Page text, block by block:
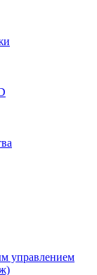
управлением